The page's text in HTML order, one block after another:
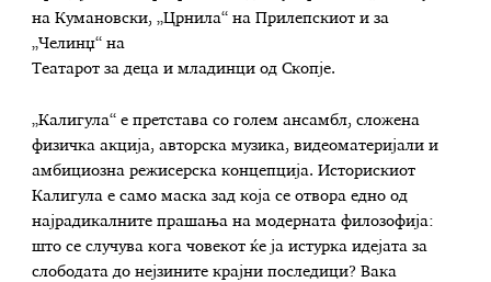
на Кумановски, „Црнила“ на Прилепскиот и за
„Челинџ“ на
Театарот за деца и младинци од Скопје.
„Калигула“ е претстава со голем ансамбл, сложена
физичка акција, авторска музика, видеоматеријали и
амбициозна режисерска концепција. Историскиот
Калигула е само маска зад која се отвора едно од
најрадикалните прашања на модерната филозофија:
што се случува кога човекот ќе ја истурка идејата за
слободата до нејзините крајни последици? Вака